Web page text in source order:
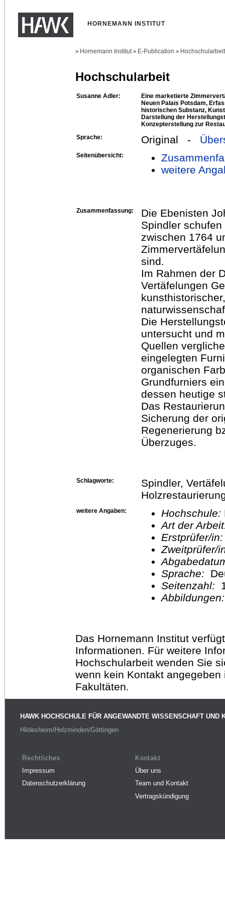
HORNEMANN INSTITUT
> Hornemann Institut > E-Publication >
Hochschularbeit
Susanne Adler:
Eine marketierte
Neuen Palais Potsdam,
historischen Substanz,
Darstellung der
Konzepterstellung zur
Sprache:
Original -
Seitenübersicht:
weitere
Zusammenfassung:
Die Ebenisten
Spindler
zwischen 1764
sind.
Im Rahmen der
Vertäfelungen
Die
untersucht und
Quellen
eingelegten
organischen
Grundfurniers
dessen heutige
Das
Sicherung der
Regenerierung
Überzuges.
Schlagworte:
Spindler,
weitere Angaben: Hochschule:
Art der
Erstprüfer/
Sprache:
Seitenzahl:
Das Hornemann Institut
Informationen. Für weitere
Hochschularbeit wenden Sie
wenn kein Kontakt
Fakultäten.
HAWK HOCHSCHULE FÜR ANGEWANDTE WISSENSCHAFT UND
Hildesheim/Holzminden/Göttingen
Rechtliches
Impressum
Datenschutzerklärung
Kontakt
Über uns
Team und Kontakt
Vertragskündigung